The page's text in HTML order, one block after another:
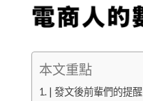
本文重點
| 發文後前輩們的提醒